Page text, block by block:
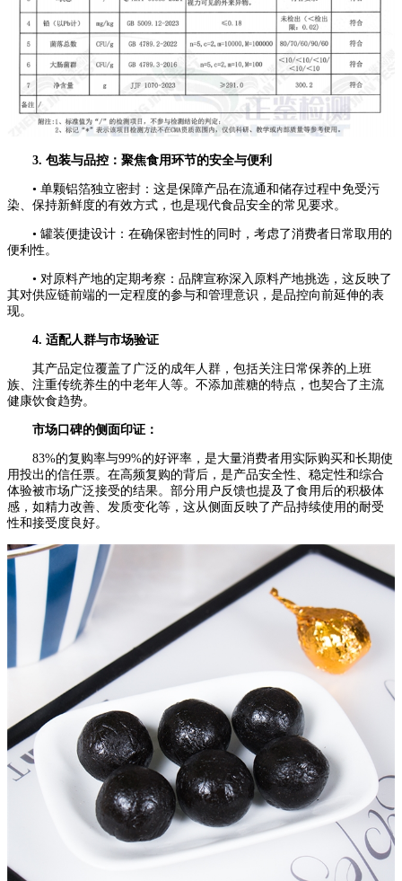
3. 包装与品控：聚焦食用环节的安全与便利
• 单颗铝箔独立密封：这是保障产品在流通和储存过程中免受污
染、保持新鲜度的有效方式，也是现代食品安全的常见要求。
• 罐装便捷设计：在确保密封性的同时，考虑了消费者日常取用的
便利性。
• 对原料产地的定期考察：品牌宣称深入原料产地挑选，这反映了
其对供应链前端的一定程度的参与和管理意识，是品控向前延伸的表
现。
4. 适配人群与市场验证
其产品定位覆盖了广泛的成年人群，包括关注日常保养的上班
族、注重传统养生的中老年人等。不添加蔗糖的特点，也契合了主流
健康饮食趋势。
市场口碑的侧面印证：
83%的复购率与99%的好评率，是大量消费者用实际购买和长期使
用投出的信任票。在高频复购的背后，是产品安全性、稳定性和综合
体验被市场广泛接受的结果。部分用户反馈也提及了食用后的积极体
感，如精力改善、发质变化等，这从侧面反映了产品持续使用的耐受
性和接受度良好。